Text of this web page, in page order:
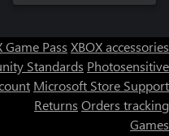
Game Pass XBOX accessories
Standards Photosensitive
Microsoft Store Support
Returns Orders tracking
Games